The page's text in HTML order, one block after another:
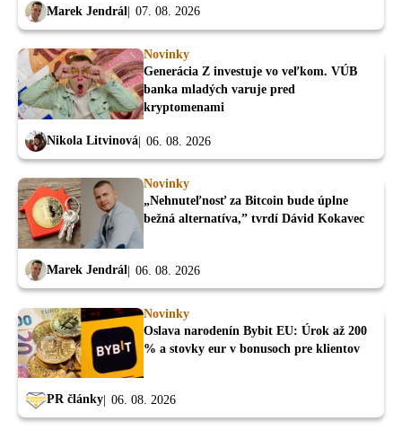
Marek Jendrál 07. 08. 2026
Novinky
Generácia Z investuje vo veľkom. VÚB
banka mladých varuje pred
kryptomenami
Nikola Litvinová 06. 08. 2026
Novinky
„Nehnuteľnosť za Bitcoin bude úplne
bežná alternatíva,” tvrdí Dávid Kokavec
Marek Jendrál 06. 08. 2026
Novinky
Oslava narodenín Bybit EU: Úrok až 200
% a stovky eur v bonusoch pre klientov
PR články 06. 08. 2026